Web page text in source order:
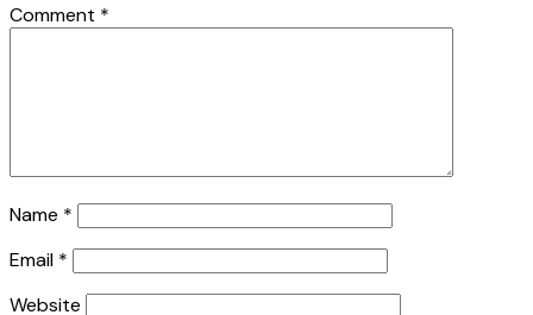
Comment *
Name *
Email *
Website